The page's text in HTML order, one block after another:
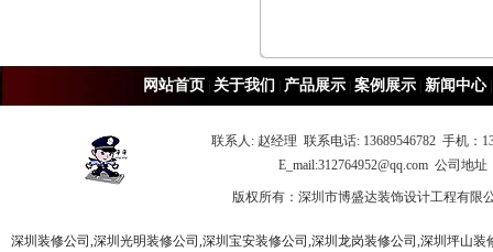
网站首页 关于我们 产品展示 案例展示 新闻中心
联系人: 赵经理 联系电话: 13689546782 手机：
E_mail:312764952@qq.com 公司地
版权所有：深圳市博盛达装饰设计工程有限
深圳装修公司,深圳光明装修公司,深圳宝安装修公司,深圳龙岗装修公司,深圳坪山装